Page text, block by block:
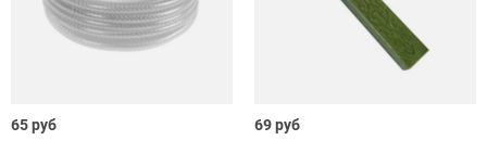
65 руб 69 руб